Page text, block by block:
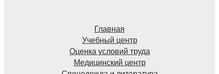
Главная
Учебный центр
Оценка условий труда
Медицинский центр